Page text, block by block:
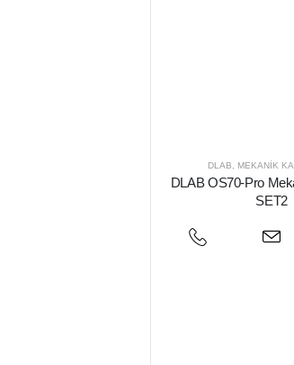
DLAB MEKANIK
DLAB OS70-Pro
SET2